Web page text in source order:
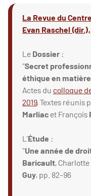
La Revue du
Evan Raschel
Le Dossier :
"Secret
éthique en
Actes du colloque
2019, Textes réunis
Marliacet François
L'Étude :
"Une année de
Baricault, Charlotte
Guy, pp. 82-96